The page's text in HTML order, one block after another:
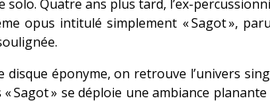
solo. Quatre ans plus tard, l’ex-
opus intitulé simplement « Sagot »,
disque éponyme, on retrouve l’univers
Sagot » se déploie une ambiance